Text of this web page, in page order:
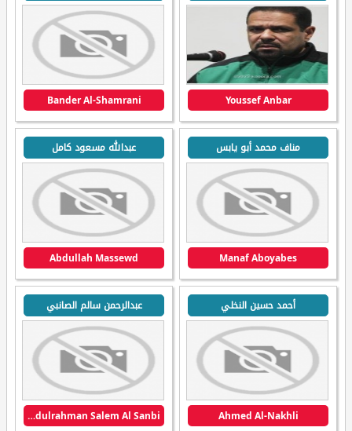
Youssef Anbar
Bander Al-Shamrani
مناف محمد أبو يابس
Manaf Aboyabes
عبدالله مسعود كامل
Abdullah Massewd
أحمد حسين النخلي
Ahmed Al-Nakhli
عبدالرحمن سالم الصانبي
Abdulrahman Salem Al Sanbi